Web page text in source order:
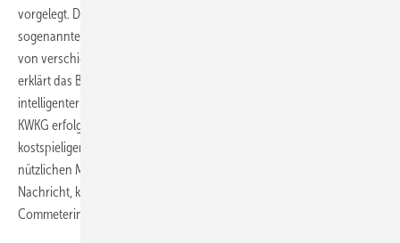
vorgelegt. Demnach ist nun die technische Möglichkeit für den
sogenannten Rollout intelligenter Messsysteme gegeben, drei Geräte
von verschiedenen Herstellern sind zertifiziert. In der Marktanalyse
erklärt das BSI aber auch, dass vorerst kein verpflichtender Einbau
intelligenter Messsysteme für Erzeugungsanlagen nach dem EEG und
KWKG erfolgt, teilt die Clearingstelle mit. „Die Zwangsbeglückung mit
kostspieligen und aus Betreibersicht in der derzeitigen Form wenig
nützlichen Messsystemen bleibt vorerst aus“, das sei eine gute
Nachricht, kommentiert Fabian Zuber vom Expertennetzwerk
Commetering.